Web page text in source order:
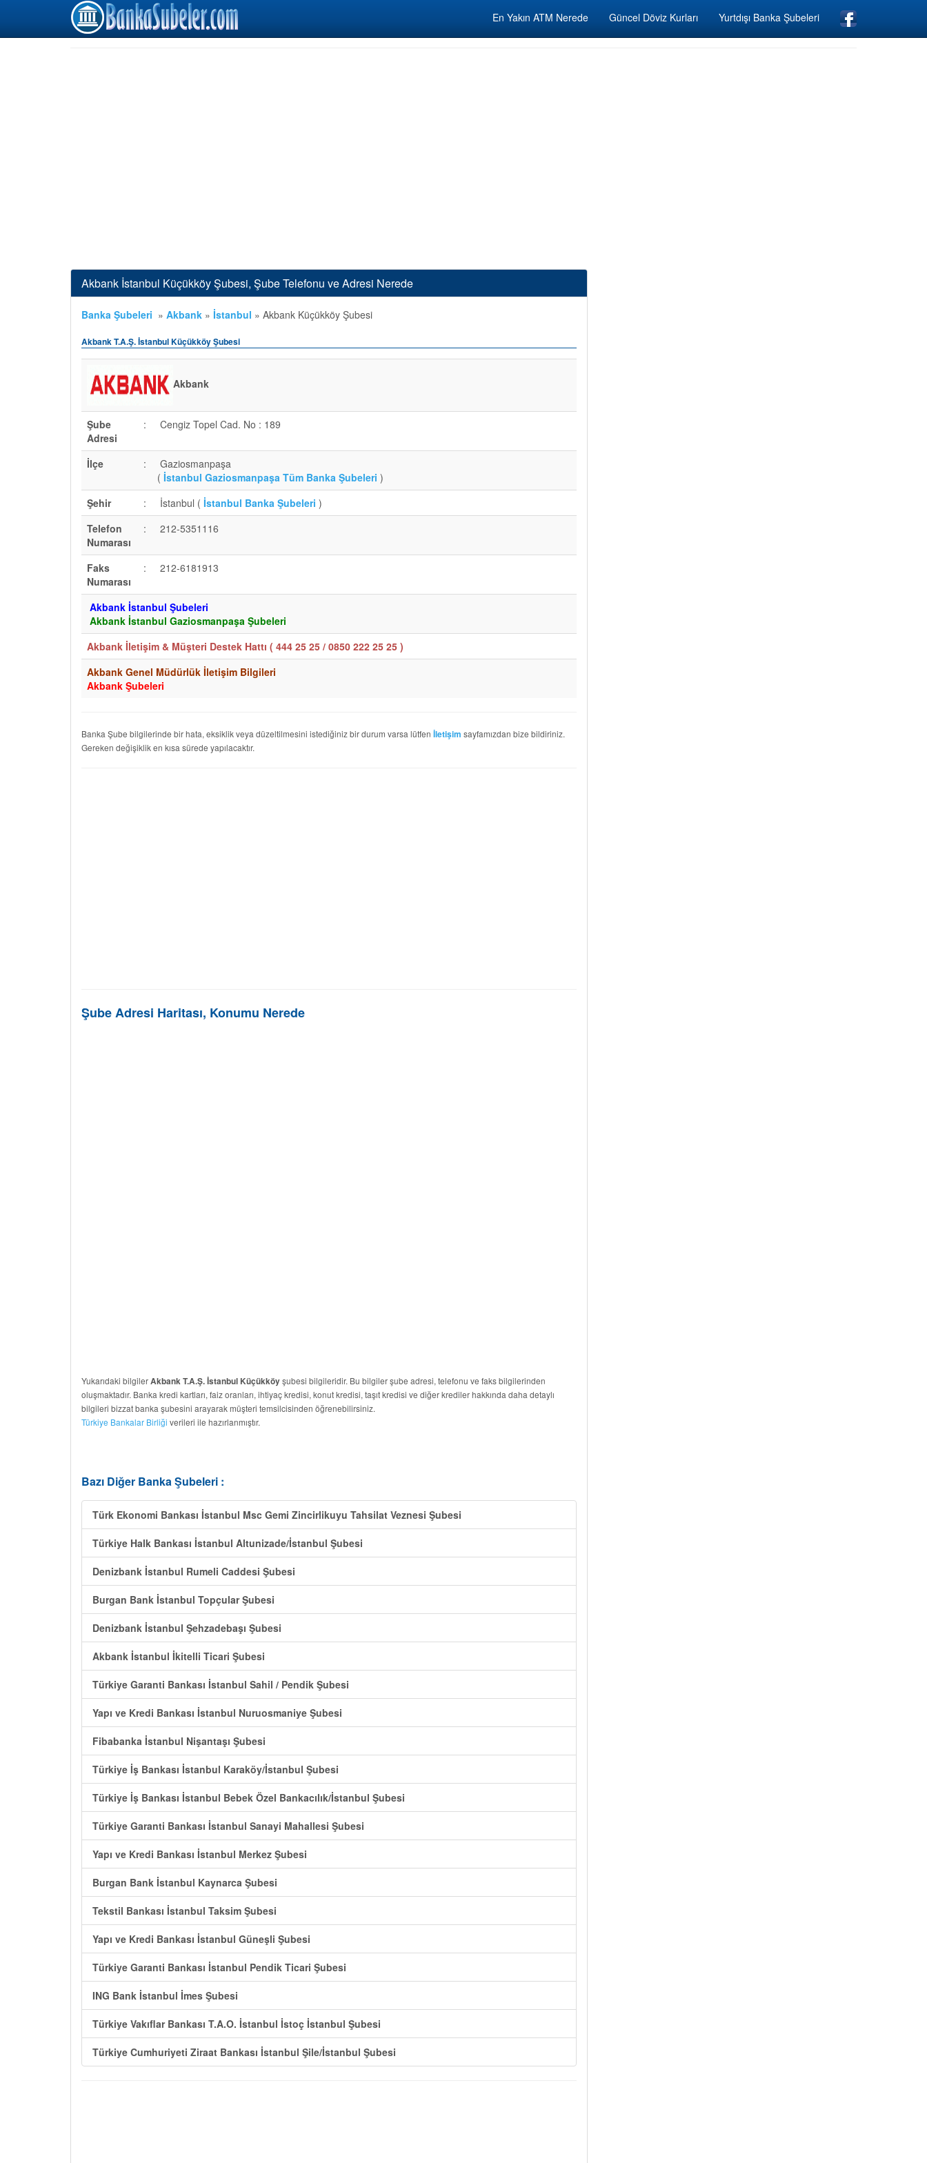
En Yakın ATM Nerede Güncel Döviz Kurları Yurtdışı Banka Şubeleri
Akbank İstanbul Küçükköy Şubesi, Şube Telefonu ve Adresi Nerede
Banka Şubeleri » Akbank » İstanbul » Akbank Küçükköy Şubesi
Akbank T.A.Ş. İstanbul Küçükköy Şubesi
Akbank
Şube
Adresi
: Cengiz Topel Cad. No : 189
İlçe :
Gaziosmanpaşa
( İstanbul Gaziosmanpaşa Tüm Banka Şubeleri )
Şehir
: İstanbul ( İstanbul Banka Şubeleri )
Telefon
Numarası
: 212-5351116
Faks
Numarası
: 212-6181913
Akbank İstanbul Şubeleri
Akbank İstanbul Gaziosmanpaşa Şubeleri
Akbank İletişim & Müşteri Destek Hattı ( 444 25 25 / 0850 222 25 25 )
Akbank Genel Müdürlük İletişim Bilgileri
Akbank Şubeleri
Banka Şube bilgilerinde bir hata, eksiklik veya düzeltilmesini istediğiniz bir durum varsa lütfen İletişim sayfamızdan bize bildiriniz.
Gereken değişiklik en kısa sürede yapılacaktır.
Şube Adresi Haritası, Konumu Nerede
Yukarıdaki bilgilerAkbank T.A.Ş. İstanbul Küçükköyşubesi bilgileridir. Bu bilgiler şube adresi, telefonu ve faks bilgilerinden
oluşmaktadır. Banka kredi kartları, faiz oranları, ihtiyaç kredisi, konut kredisi, taşıt kredisi ve diğer krediler hakkında daha detaylı
bilgileri bizzat banka şubesini arayarak müşteri temsilcisinden öğrenebilirsiniz.
Türkiye Bankalar Birliği verileri ile hazırlanmıştır.
Bazı Diğer Banka Şubeleri :
Türk Ekonomi Bankası İstanbul Msc Gemi Zincirlikuyu Tahsilat Veznesi Şubesi
Türkiye Halk Bankası İstanbul Altunizade/İstanbul Şubesi
Denizbank İstanbul Rumeli Caddesi Şubesi
Burgan Bank İstanbul Topçular Şubesi
Denizbank İstanbul Şehzadebaşı Şubesi
Akbank İstanbul İkitelli Ticari Şubesi
Türkiye Garanti Bankası İstanbul Sahil / Pendik Şubesi
Yapı ve Kredi Bankası İstanbul Nuruosmaniye Şubesi
Fibabanka İstanbul Nişantaşı Şubesi
Türkiye İş Bankası İstanbul Karaköy/İstanbul Şubesi
Türkiye İş Bankası İstanbul Bebek Özel Bankacılık/İstanbul Şubesi
Türkiye Garanti Bankası İstanbul Sanayi Mahallesi Şubesi
Yapı ve Kredi Bankası İstanbul Merkez Şubesi
Burgan Bank İstanbul Kaynarca Şubesi
Tekstil Bankası İstanbul Taksim Şubesi
Yapı ve Kredi Bankası İstanbul Güneşli Şubesi
Türkiye Garanti Bankası İstanbul Pendik Ticari Şubesi
ING Bank İstanbul İmes Şubesi
Türkiye Vakıflar Bankası T.A.O. İstanbul İstoç İstanbul Şubesi
Türkiye Cumhuriyeti Ziraat Bankası İstanbul Şile/İstanbul Şubesi